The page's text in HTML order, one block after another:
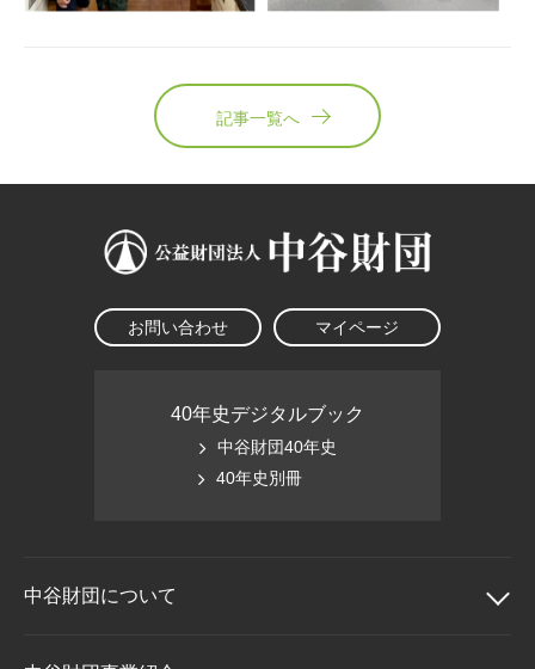
記事一覧へ
お問い合わせ マイページ
40年史デジタルブック
中谷財団40年史
40年史別冊
中谷財団について